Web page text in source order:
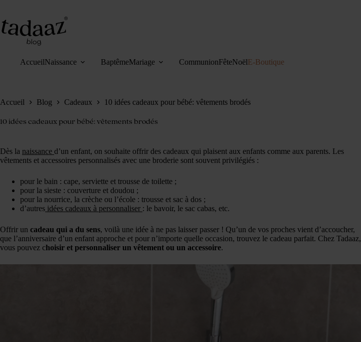
contenu
AccueilNaissance BaptêmeMariage CommunionFêteNoëlE-Boutique
Accueil Blog Cadeaux 10 idées cadeaux pour bébé: vêtements brodés
10 idées cadeaux pour bébé: vêtements brodés
Dès la naissance d’un enfant, on souhaite offrir des cadeaux qui plaisent aux enfants comme aux parents. Les
vêtements et accessoires personnalisés avec une broderie sont souvent privilégiés :
pour le bain : cape, serviette et trousse de toilette ;
pour la sieste : couverture et doudou ;
pour la nourrice, la crèche ou l’école : trousse et sac à dos ;
d’autres idées cadeaux à personnaliser : le bavoir, le sac cabas, etc.
Offrir un cadeau qui a du sens, voilà une idée à ne pas laisser passer ! Qu’un de vos proches vient d’accoucher,
que l’anniversaire d’un enfant approche et pour n’importe quelle occasion, trouvez le cadeau parfait. Chez Tadaaz,
vous pouvez choisir et personnaliser un vêtement ou un accessoire.